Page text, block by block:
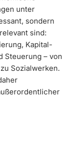
unter
sondern
sind:
Kapital-
Steuerung – von
Sozialwerken.